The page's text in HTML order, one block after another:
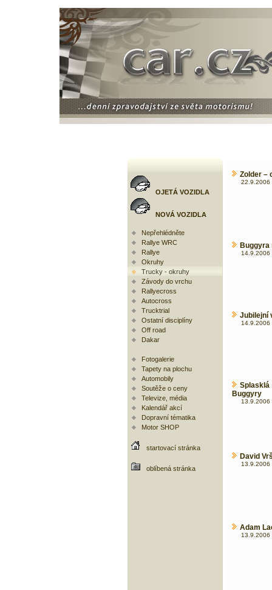
OJETÁ VOZIDLA
NOVÁ VOZIDLA
Nepřehlédněte
Rallye WRC
Rallye
Okruhy
Trucky - okruhy
Závody do vrchu
Rallyecross
Autocross
Trucktrial
Ostatní disciplíny
Off road
Dakar
Fotogalerie
Tapety na plochu
Automobily
Soutěže o ceny
Televize, média
Kalendář akcí
Dopravní tématika
Motor SHOP
startovací stránka
oblíbená stránka
Zolder –
22.9.2006
Buggyra
14.9.2006
Jubilejní
14.9.2006
Buggyry
13.9.2006
David
13.9.2006
Adam
13.9.2006